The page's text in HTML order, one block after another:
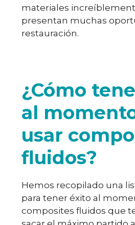
materiales
presentan muchas
restauración.
¿Cómo
al
usar
fluidos?
Hemos recopilado una
para tener éxito al
composites fluidos que